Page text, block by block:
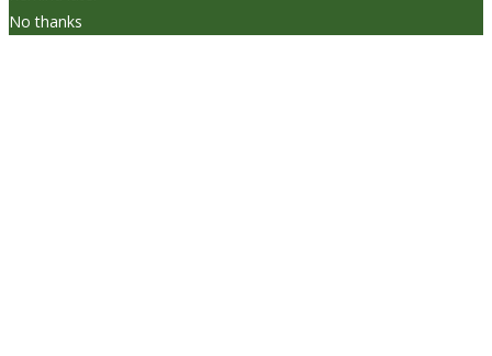
No thanks